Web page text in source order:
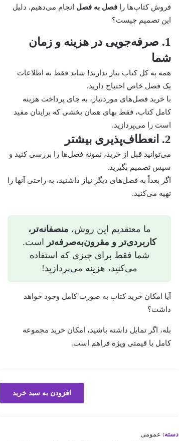
فروش کتاب‌ها را فصل به فصل انجام می‌دهیم. دلیل
این تصمیم چیست؟
1. صرفه‌جویی در هزینه و زمان
شما
همه به کل کتاب نیاز ندارند! شاید فقط به اطلاعات
یک فصل خاص احتیاج دارید.
با خرید فصل‌های موردنیاز، به جای پرداخت هزینه
کامل کتاب، فقط بهای همان بخشی که برایتان مفید
است را می‌پردازید.
2. انعطاف‌پذیری بیشتر
می‌توانید قبل از خرید، نمونه فصل‌ها را بررسی کنید و
سپس تصمیم بگیرید.
اگر بعداً به فصل‌های دیگر نیاز داشتید، به راحتی آنها را
تهیه می‌کنید.
ما معتقدیم این روش، منصفانه‌تر،
کاربردی‌تر و مقرون‌به‌صرفه‌تر
است.
شما فقط برای چیزی که استفاده
می‌کنید، هزینه می‌پردازید!
آیا امکان خرید کتاب به صورت کامل وجود خواهد
داشت؟
بله، اگر تمایل داشته باشید، امکان خرید مجموعه
کامل با قیمتی ویژه فراهم است.
افزودن به سبد خرید
دسته: عمومی